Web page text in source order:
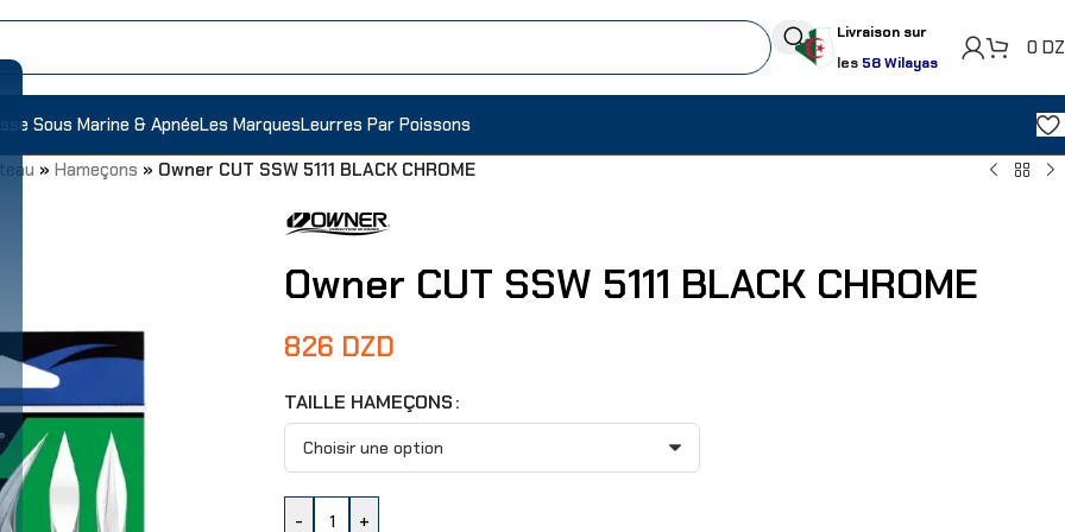
Livraison sur
les 58 Wilayas
0
Sous Marine & ApnéeLes MarquesLeurres Par Poissons
» Hameçons » Owner CUT SSW 5111 BLACK CHROME
Owner CUT SSW 5111 BLACK CHROME
826 DZD
TAILLE HAMEÇONS
- +